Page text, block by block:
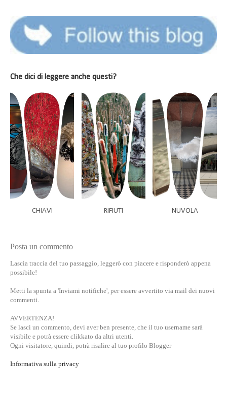
Che dici di leggere anche questi?
CHIAVI RIFIUTI NUVOLA
Posta un commento
Lascia traccia del tuo passaggio, leggerò con piacere e risponderò appena
possibile!
Metti la spunta a 'Inviami notifiche', per essere avvertito via mail dei nuovi
commenti.
AVVERTENZA!
Se lasci un commento, devi aver ben presente, che il tuo username sarà
visibile e potrà essere clikkato da altri utenti.
Ogni visitatore, quindi, potrà risalire al tuo profilo Blogger
Informativa sulla privacy